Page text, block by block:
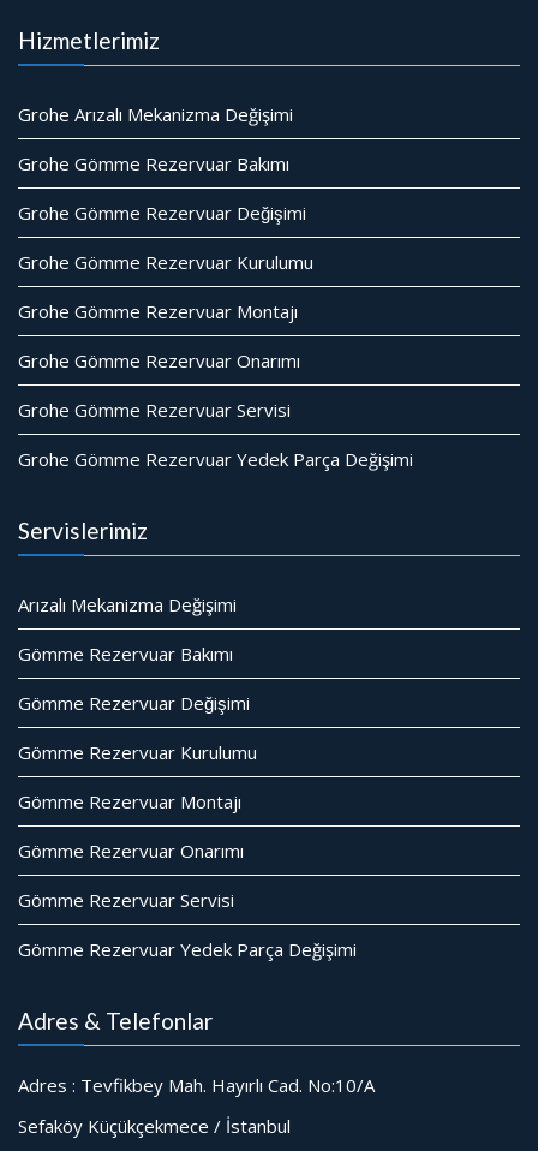
Hizmetlerimiz
Grohe Arızalı Mekanizma Değişimi
Grohe Gömme Rezervuar Bakımı
Grohe Gömme Rezervuar Değişimi
Grohe Gömme Rezervuar Kurulumu
Grohe Gömme Rezervuar Montajı
Grohe Gömme Rezervuar Onarımı
Grohe Gömme Rezervuar Servisi
Grohe Gömme Rezervuar Yedek Parça Değişimi
Servislerimiz
Arızalı Mekanizma Değişimi
Gömme Rezervuar Bakımı
Gömme Rezervuar Değişimi
Gömme Rezervuar Kurulumu
Gömme Rezervuar Montajı
Gömme Rezervuar Onarımı
Gömme Rezervuar Servisi
Gömme Rezervuar Yedek Parça Değişimi
Adres & Telefonlar
Adres : Tevfikbey Mah. Hayırlı Cad. No:10/A
Sefaköy Küçükçekmece / İstanbul